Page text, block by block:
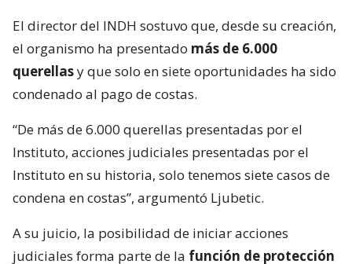
El director del INDH sostuvo que, desde su creación,
el organismo ha presentado más de 6.000
querellasy que solo en siete oportunidades ha sido
condenado al pago de costas.
“De más de 6.000 querellas presentadas por el
Instituto, acciones judiciales presentadas por el
Instituto en su historia, solo tenemos siete casos de
condena en costas”, argumentó Ljubetic.
A su juicio, la posibilidad de iniciar acciones
judiciales forma parte de la función de protección